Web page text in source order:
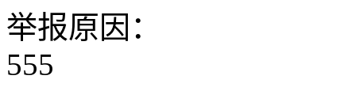
举报原因：
555